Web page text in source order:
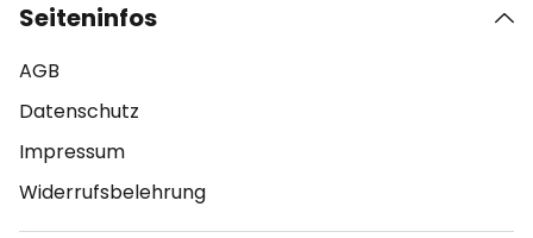
Seiteninfos
AGB
Datenschutz
Impressum
Widerrufsbelehrung